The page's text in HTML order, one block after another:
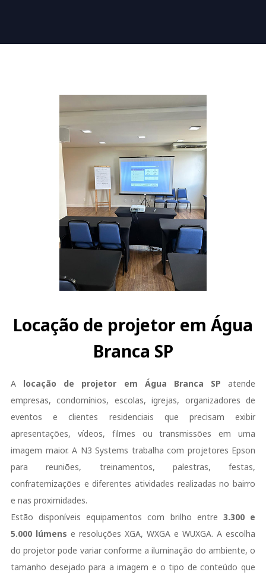
Locação de projetor em Água
Branca SP
A locação de projetor em Água Branca SP atende
empresas, condomínios, escolas, igrejas, organizadores de
eventos e clientes residenciais que precisam exibir
apresentações, vídeos, filmes ou transmissões em uma
imagem maior. A N3 Systems trabalha com projetores Epson
para reuniões, treinamentos, palestras, festas,
confraternizações e diferentes atividades realizadas no bairro
e nas proximidades.
Estão disponíveis equipamentos com brilho entre 3.300 e
5.000 lúmens e resoluções XGA, WXGA e WUXGA. A escolha
do projetor pode variar conforme a iluminação do ambiente, o
tamanho desejado para a imagem e o tipo de conteúdo que